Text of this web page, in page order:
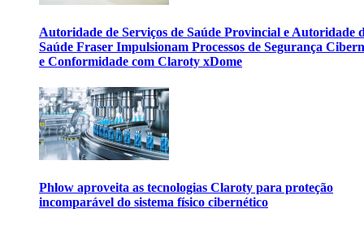
Autoridade de Serviços de Saúde Provincial e Autoridade
Saúde Fraser Impulsionam Processos de Segurança
e Conformidade com Claroty xDome
Phlow aproveita as tecnologias Claroty para proteção
incomparável do sistema físico cibernético